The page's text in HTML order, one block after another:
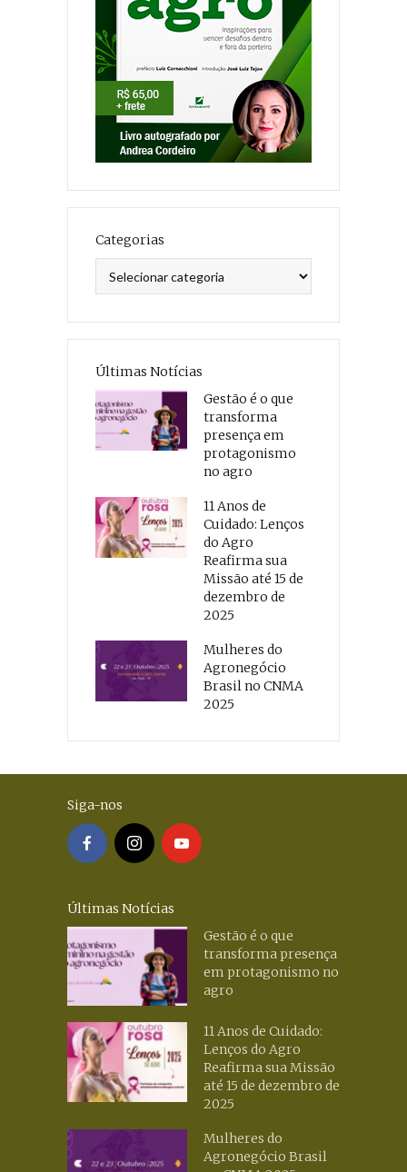
Categorias
Últimas Notícias
Gestão é o que
transforma
presença em
protagonismo
no agro
11 Anos de
Cuidado: Lenços
do Agro
Reafirma sua
Missão até 15 de
dezembro de
2025
Mulheres do
Agronegócio
Brasil no CNMA
2025
Siga-nos
Últimas Notícias
Gestão é o que
transforma presença
em protagonismo no
agro
11 Anos de Cuidado:
Lenços do Agro
Reafirma sua Missão
até 15 de dezembro de
2025
Mulheres do
Agronegócio Brasil